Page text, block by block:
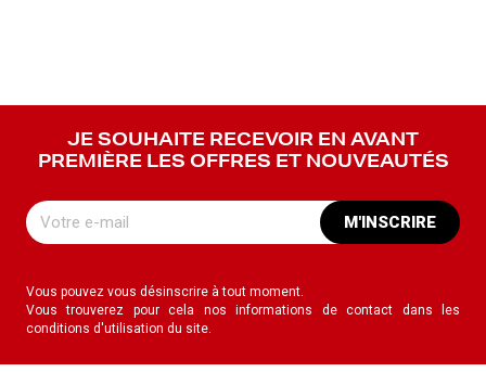
JE SOUHAITE RECEVOIR EN AVANT
PREMIÈRE LES OFFRES ET NOUVEAUTÉS
M'INSCRIRE
Vous pouvez vous désinscrire à tout moment.
Vous trouverez pour cela nos informations de contact dans les
conditions d'utilisation du site.